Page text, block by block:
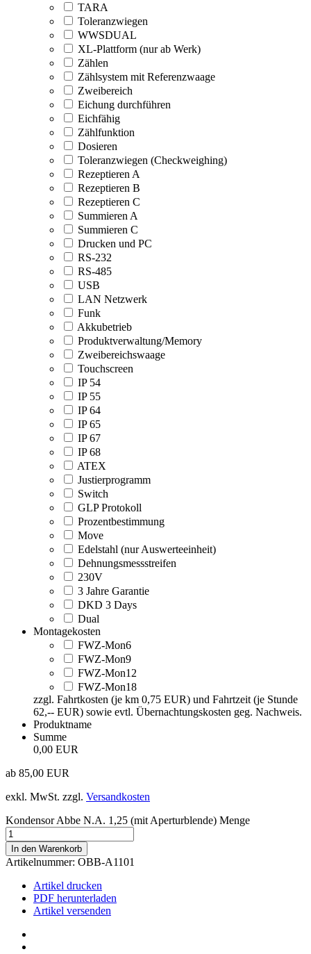
TARA
Toleranzwiegen
WWSDUAL
XL-Plattform (nur ab Werk)
Zählen
Zählsystem mit Referenzwaage
Zweibereich
Eichung durchführen
Eichfähig
Zählfunktion
Dosieren
Toleranzwiegen (Checkweighing)
Rezeptieren A
Rezeptieren B
Rezeptieren C
Summieren A
Summieren C
Drucken und PC
RS-232
RS-485
USB
LAN Netzwerk
Funk
Akkubetrieb
Produktverwaltung/Memory
Zweibereichswaage
Touchscreen
IP 54
IP 55
IP 64
IP 65
IP 67
IP 68
ATEX
Justierprogramm
Switch
GLP Protokoll
Prozentbestimmung
Move
Edelstahl (nur Auswerteeinheit)
Dehnungsmessstreifen
230V
3 Jahre Garantie
DKD 3 Days
Dual
Montagekosten
FWZ-Mon6
FWZ-Mon9
FWZ-Mon12
FWZ-Mon18
zzgl. Fahrtkosten (je km 0,75 EUR) und Fahrtzeit (je Stunde
62,-- EUR) sowie evtl. Übernachtungskosten geg. Nachweis.
Produktname
Summe
0,00 EUR
ab 85,00 EUR
exkl. MwSt. zzgl. Versandkosten
Kondensor Abbe N.A. 1,25 (mit Aperturblende) Menge
In den Warenkorb
Artikelnummer: OBB-A1101
Artikel drucken
PDF herunterladen
Artikel versenden